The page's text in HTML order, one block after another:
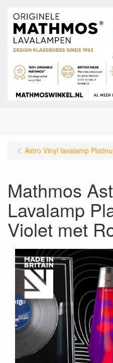
Astro Vinyl lavalamp
Mathmos
Lavalamp
Violet met